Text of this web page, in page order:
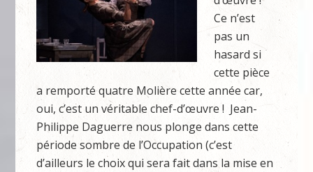
Ce n’est
pas un
hasard si
cette pièce
a remporté quatre Molière cette année car,
oui, c’est un véritable chef-d’œuvre ! Jean-
Philippe Daguerre nous plonge dans cette
période sombre de l’Occupation (c’est
d’ailleurs le choix qui sera fait dans la mise en